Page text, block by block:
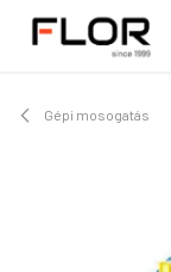
Gépi mosogatás